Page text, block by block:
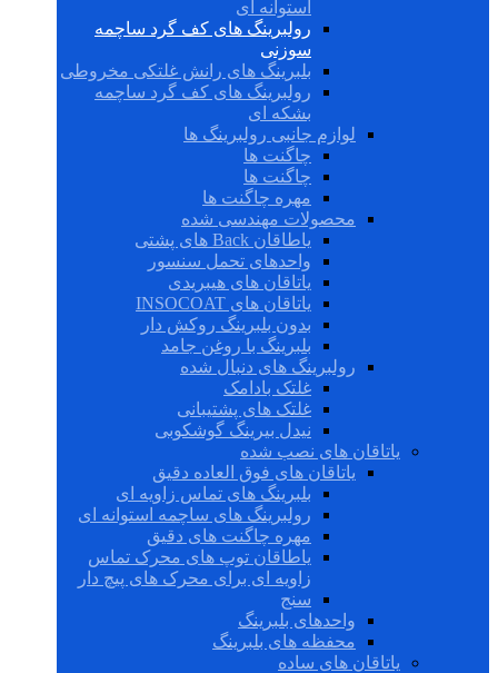
استوانه ای
رولبرینگ های کف گرد ساچمه
سوزنی
بلبرینگ های رانش غلتکی مخروطی
رولبرینگ های کف گرد ساچمه
بشکه ای
لوازم جانبی رولبرینگ ها
چاگنت ها
چاگنت ها
مهره چاگنت ها
محصولات مهندسی شده
یاطاقان Back های پشتی
واحدهای تحمل سنسور
یاتاقان های هیبریدی
یاتاقان های INSOCOAT
بدون بلبرینگ روکش دار
بلبرینگ با روغن جامد
رولبرینگ های دنبال شده
غلتک بادامک
غلتک های پشتیبانی
نیدل بیرینگ گوشکوبی
یاتاقان های نصب شده
یاتاقان های فوق العاده دقیق
بلبرینگ های تماس زاویه ای
رولبرینگ های ساچمه استوانه ای
مهره چاگنت های دقیق
یاطاقان توپ های محرک تماس
زاویه ای برای محرک های پیچ دار
سنج
واحدهای بلبرینگ
محفظه های بلبرینگ
یاتاقان های ساده